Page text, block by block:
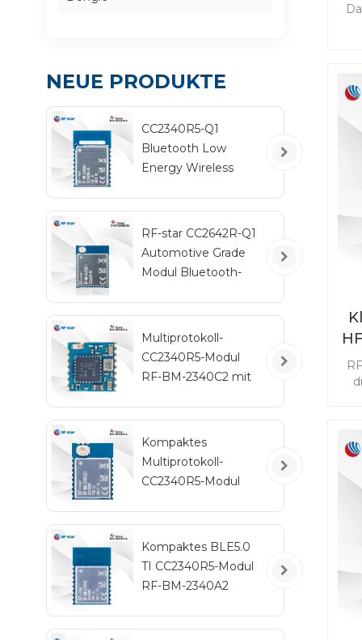
NEUE PRODUKTE
CC2340R5-Q1
Bluetooth Low
Energy Wireless
RF-star CC2642R-Q1
Automotive Grade
Modul Bluetooth-
Multiprotokoll-
CC2340R5-Modul
RF-BM-2340C2 mit
Kompaktes
Multiprotokoll-
CC2340R5-Modul
Kompaktes BLE5.0
TI CC2340R5-Modul
RF-BM-2340A2